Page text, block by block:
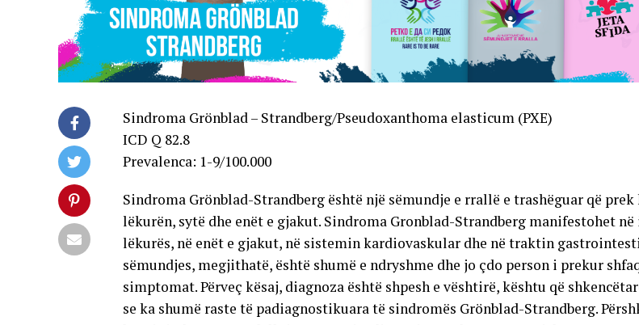
Sindroma Grönblad – Strandberg/Pseudoxanthoma elasticum (PXE)
ICD Q 82.8
Prevalenca: 1-9/100.000
Sindroma Grönblad-Strandberg është një sëmundje e rrallë e trashëguar që
lëkurën, sytë dhe enët e gjakut. Sindroma Gronblad-Strandberg manifestohet në
lëkurës, në enët e gjakut, në sistemin kardiovaskular dhe në traktin
sëmundjes, megjithatë, është shumë e ndryshme dhe jo çdo person i prekur
simptomat. Përveç kësaj, diagnoza është shpesh e vështirë, kështu që
se ka shumë raste të padiagnostikuara të sindromës Grönblad-Strandberg.